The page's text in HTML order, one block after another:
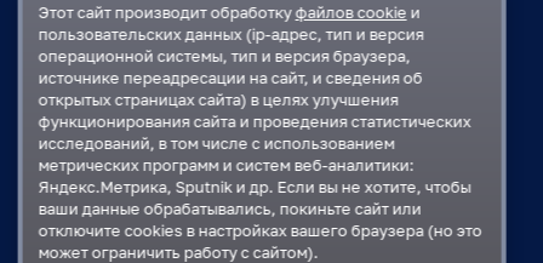
Заседания
Контакты
Регламент
План работ
Решения
Государственная Дума
Московская областная Дума
Этот сайт производит обработкуфайлов cookie и
пользовательских данных (ip-адрес, тип и версия
операционной системы, тип и версия браузера,
источнике переадресации на сайт, и сведения об
открытых страницах сайта) в целях улучшения
функционирования сайта и проведения статистических
исследований, в том числе с использованием
метрических программ и систем веб-аналитики:
Яндекс.Метрика, Sputnik и др. Если вы не хотите, чтобы
ваши данные обрабатывались, покиньте сайт или
отключите cookies в настройках вашего браузера (но это
может ограничить работу с сайтом).